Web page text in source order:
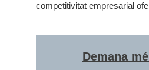
competitivitat empresarial
Demana